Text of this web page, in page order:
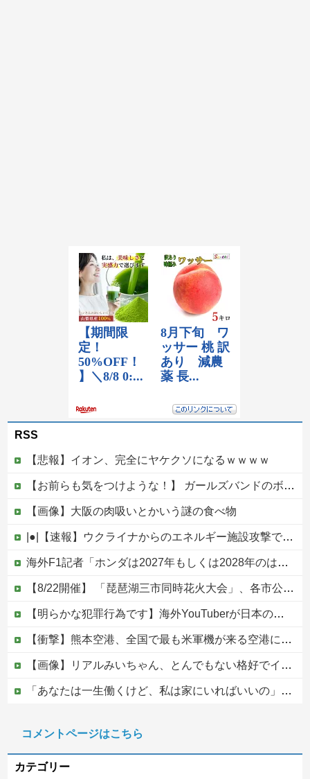
RSS
【悲報】イオン、完全にヤケクソになるｗｗｗｗ
【お前らも気をつけような！】 ガールズバンドのボーカルさん、客席ダイブした結果『こう』なってしまいお気持ち表明してしまう…
【画像】大阪の肉吸いとかいう謎の食べ物
|●|【速報】ウクライナからのエネルギー施設攻撃で窮地のロシアを韓国が助けていたことが判明「韓国で船積みの精製油3万トンがロシア行き」
海外F1記者「ホンダは2027年もしくは2028年のはじめにはF1で再びトップに戻れると確信」他
【8/22開催】 「琵琶湖三市同時花火大会」、各市公式「そんな花火大会は存在しない」→ 高価チケットを購入した人達がSNS阿鼻叫喚
【明らかな犯罪行為です】海外YouTuberが日本の住宅へ不法侵入する動画を投稿
【衝撃】熊本空港、全国で最も米軍機が来る空港になっていた
【画像】リアルみいちゃん、とんでもない格好でイベント出演するwwwwwwwwww
「あなたは一生働くけど、私は家にいればいいの」毎日言われた20歳がついに返した一言…
「家族になるのが大事なんだよ」成人済みの娘との養子縁組をしつこく迫る婚約者。怪しいと思って「事実婚にしたい」と伝えた結果、男が放った『衝撃の反応』←金目当てだと自白したようなもんｗｗｗ
コメントページはこちら
カテゴリー